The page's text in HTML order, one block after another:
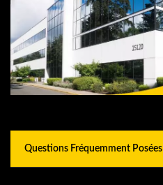
Questions Fréquemment Posées